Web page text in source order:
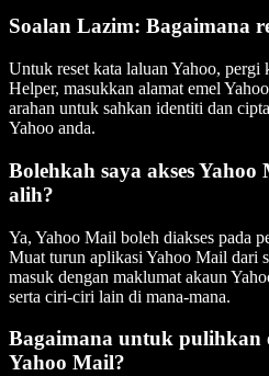
Soalan Lazim: Bagaimana
Untuk reset kata laluan Yahoo, pergi
Helper, masukkan alamat emel
arahan untuk sahkan identiti dan
Yahoo anda.
Bolehkah saya akses
alih?
Ya, Yahoo Mail boleh diakses pada
Muat turun aplikasi Yahoo Mail dari
masuk dengan maklumat akaun
serta ciri-ciri lain di mana-mana.
Bagaimana untuk pulihkan
Yahoo Mail?